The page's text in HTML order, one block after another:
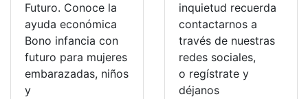
Futuro. Conoce la
ayuda económica
Bono infancia con
futuro para mujeres
embarazadas, niños
y
inquietud recuerda
contactarnos a
través de nuestras
redes sociales,
o regístrate y
déjanos